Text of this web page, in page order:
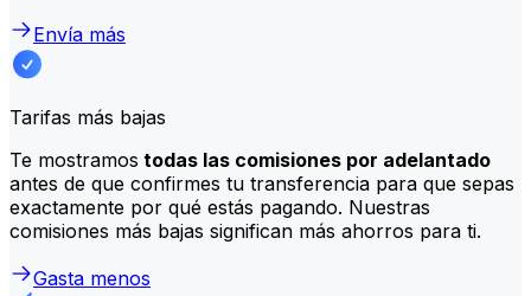
Envía más
Tarifas más bajas
Te mostramos todas las comisiones por adelantado
antes de que confirmes tu transferencia para que sepas
exactamente por qué estás pagando. Nuestras
comisiones más bajas significan más ahorros para ti.
Gasta menos